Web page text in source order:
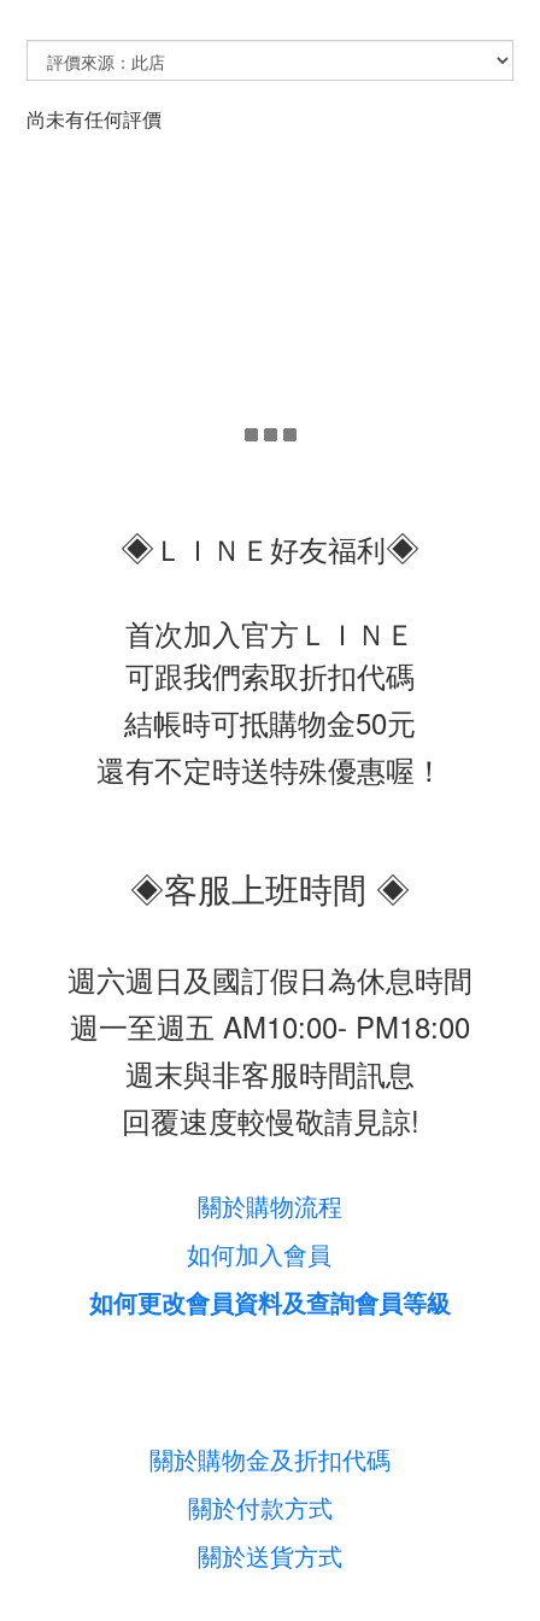
尚未有任何評價
◈ ＬＩＮＥ好友福利◈
首次加入官方ＬＩＮＥ
可跟我們索取折扣代碼
結帳時可抵購物金50元
還有不定時送特殊優惠喔！
◈客服上班時間 ◈
週六週日及國訂假日為休息時間
週一至週五 AM10:00- PM18:00
週末與非客服時間訊息
回覆速度較慢敬請見諒!
關於購物流程
如何加入會員
如何更改會員資料及查詢會員等級
關於購物金及折扣代碼
關於付款方式
關於送貨方式